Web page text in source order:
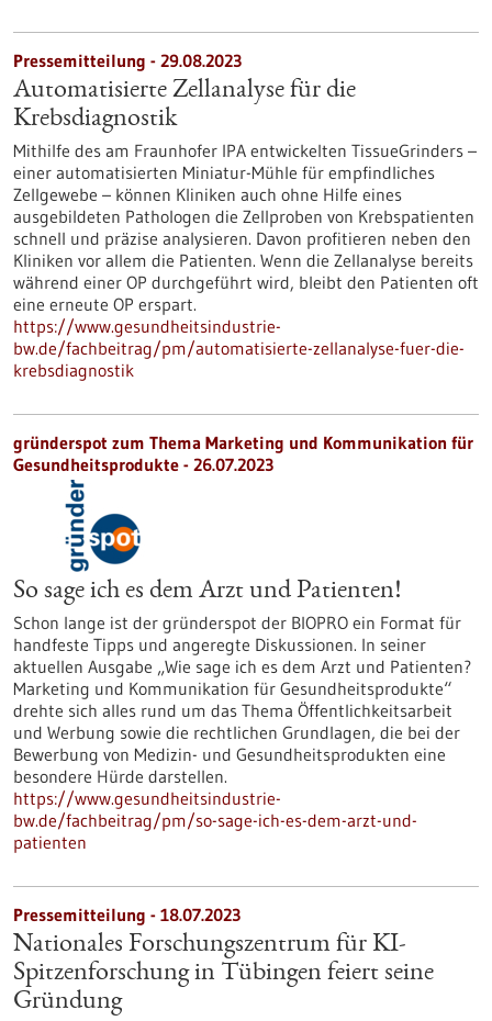
Pressemitteilung - 29.08.2023
Automatisierte Zellanalyse für die
Krebsdiagnostik
Mithilfe des am Fraunhofer IPA entwickelten TissueGrinders –
einer automatisierten Miniatur-Mühle für empfindliches
Zellgewebe – können Kliniken auch ohne Hilfe eines
ausgebildeten Pathologen die Zellproben von Krebspatienten
schnell und präzise analysieren. Davon profitieren neben den
Kliniken vor allem die Patienten. Wenn die Zellanalyse bereits
während einer OP durchgeführt wird, bleibt den Patienten oft
eine erneute OP erspart.
https://www.gesundheitsindustrie-
bw.de/fachbeitrag/pm/automatisierte-zellanalyse-fuer-die-
krebsdiagnostik
gründerspot zum Thema Marketing und Kommunikation für
Gesundheitsprodukte - 26.07.2023
So sage ich es dem Arzt und Patienten!
Schon lange ist der gründerspot der BIOPRO ein Format für
handfeste Tipps und angeregte Diskussionen. In seiner
aktuellen Ausgabe „Wie sage ich es dem Arzt und Patienten?
Marketing und Kommunikation für Gesundheitsprodukte“
drehte sich alles rund um das Thema Öffentlichkeitsarbeit
und Werbung sowie die rechtlichen Grundlagen, die bei der
Bewerbung von Medizin- und Gesundheitsprodukten eine
besondere Hürde darstellen.
https://www.gesundheitsindustrie-
bw.de/fachbeitrag/pm/so-sage-ich-es-dem-arzt-und-
patienten
Pressemitteilung - 18.07.2023
Nationales Forschungszentrum für KI-
Spitzenforschung in Tübingen feiert seine
Gründung